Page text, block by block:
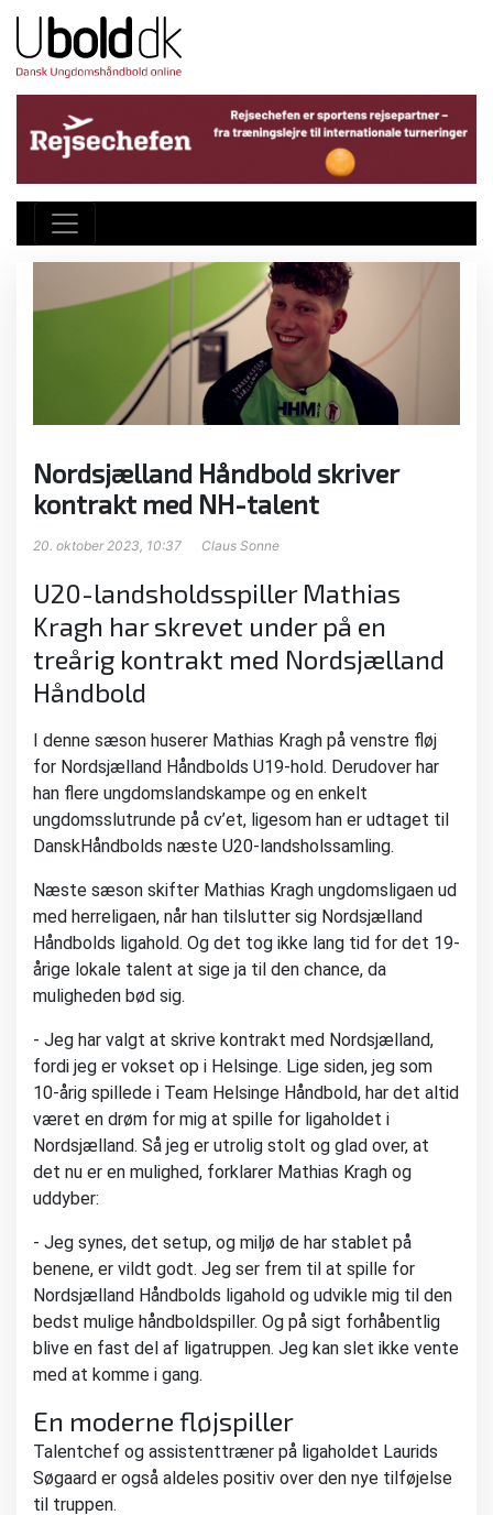
Nordsjælland Håndbold skriver
kontrakt med NH-talent
20. oktober 2023, 10:37 Claus Sonne
U20-landsholdsspiller Mathias
Kragh har skrevet under på en
treårig kontrakt med Nordsjælland
Håndbold
I denne sæson huserer Mathias Kragh på venstre fløj
for Nordsjælland Håndbolds U19-hold. Derudover har
han flere ungdomslandskampe og en enkelt
ungdomsslutrunde på cv’et, ligesom han er udtaget til
DanskHåndbolds næste U20-landsholssamling.
Næste sæson skifter Mathias Kragh ungdomsligaen ud
med herreligaen, når han tilslutter sig Nordsjælland
Håndbolds ligahold. Og det tog ikke lang tid for det 19-
årige lokale talent at sige ja til den chance, da
muligheden bød sig.
- Jeg har valgt at skrive kontrakt med Nordsjælland,
fordi jeg er vokset op i Helsinge. Lige siden, jeg som
10-årig spillede i Team Helsinge Håndbold, har det altid
været en drøm for mig at spille for ligaholdet i
Nordsjælland. Så jeg er utrolig stolt og glad over, at
det nu er en mulighed, forklarer Mathias Kragh og
uddyber:
- Jeg synes, det setup, og miljø de har stablet på
benene, er vildt godt. Jeg ser frem til at spille for
Nordsjælland Håndbolds ligahold og udvikle mig til den
bedst mulige håndboldspiller. Og på sigt forhåbentlig
blive en fast del af ligatruppen. Jeg kan slet ikke vente
med at komme i gang.
En moderne fløjspiller
Talentchef og assistenttræner på ligaholdet Laurids
Søgaard er også aldeles positiv over den nye tilføjelse
til truppen.